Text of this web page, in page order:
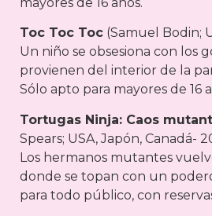
Toc Toc Toc (Samuel Bodin;
Un niño se obsesiona con los
provienen del interior de la
Sólo apto para mayores de 16
Tortugas Ninja: Caos
Spears; USA, Japón, Canadá-
Los hermanos mutantes
donde se topan con un
para todo público, con